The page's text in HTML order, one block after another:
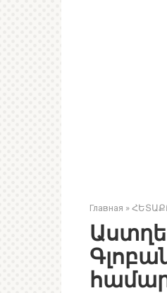
Главная »